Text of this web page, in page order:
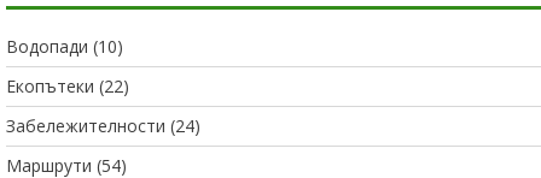
Водопади (10)
Екопътеки (22)
Забележителности (24)
Маршрути (54)